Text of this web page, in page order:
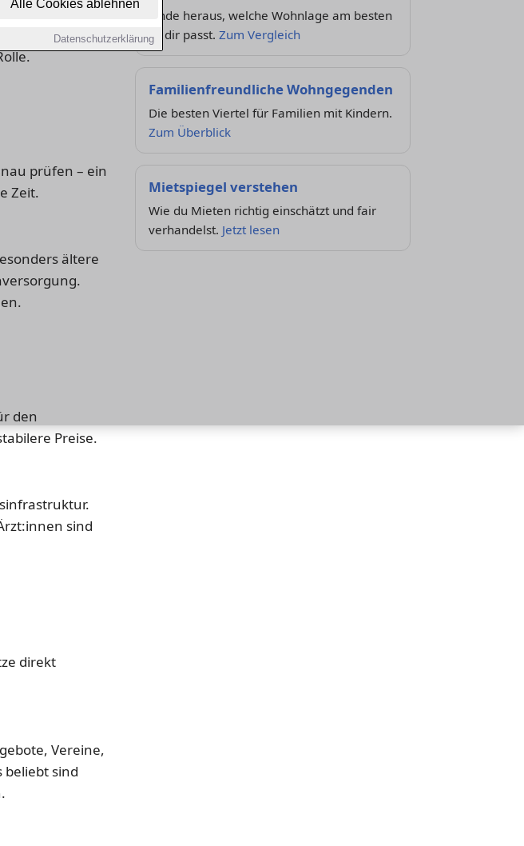
Alle Cookies ablehnen
Datenschutzerklärung
des Wohnorts.
besonders
prüfen – ein
Zeit.
ältere
den
Preise.
sind
direkt
Vereine,
beliebt sind
Finde heraus, welche Wohnlage am besten
zu dir passt. Zum Vergleich
Familienfreundliche Wohngegenden
Die besten Viertel für Familien mit Kindern.
Zum Überblick
Mietspiegel verstehen
Wie du Mieten richtig einschätzt und fair
verhandelst. Jetzt lesen